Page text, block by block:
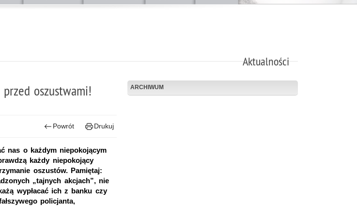
Aktualności
ARCHIWUM
oszustwami!
Powrót Drukuj
nas o każdym niepokojącym
każdy niepokojący
oszustów. Pamiętaj:
„tajnych akcjach”, nie
wypłacać ich z banku czy
policjanta,